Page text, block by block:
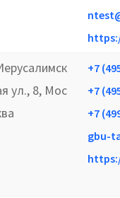
ул., 8, Мос
+7
+7
+7
gbu-